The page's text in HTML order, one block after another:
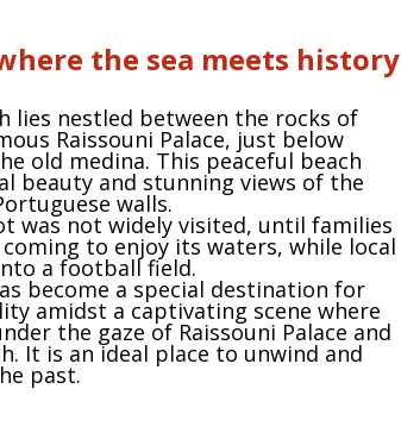
the sea meets history
lies nestled between the rocks of
Raissouni Palace, just below
old medina. This peaceful beach
beauty and stunning views of the
walls.
was not widely visited, until families
to enjoy its waters, while local
a football field.
become a special destination for
amidst a captivating scene where
the gaze of Raissouni Palace and
It is an ideal place to unwind and
past.